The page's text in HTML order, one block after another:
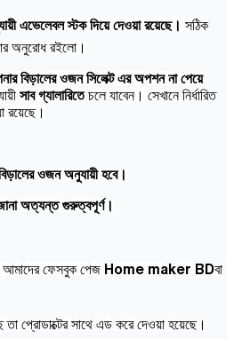
এভেলেবল স্টক দিয়ে দেওয়া রয়েছে। সঠিক
অনুরোধ রইলো।
বিড়ালের ওজন সিলেক্ট এর অপশন না পেয়ে
সাব গ্যালারিতে চলে যাবেন। সেখানে নির্ধারিত
রয়েছে।
ওজন অনুযায়ী হবে।
অত্যন্ত গুরুত্বপূর্ণ।
আমাদের ফেসবুক পেজ Home maker BDবা
তা প্রোডাক্টের সাথে এড করে দেওয়া হয়েছে।